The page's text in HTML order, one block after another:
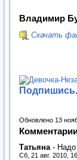
Владимир
Скачать
Подпишись.
Обновлено 13
Татьяна -
Сб, 21 авг. 2010,